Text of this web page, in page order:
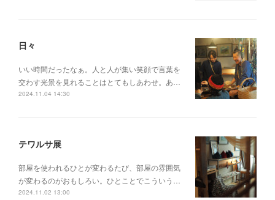
日々
いい時間だったなぁ。人と人が集い笑顔で言葉を
交わす光景を見れることはとてもしあわせ。あ…
2024.11.04 14:30
テワルサ展
部屋を使われるひとが変わるたび、部屋の雰囲気
が変わるのがおもしろい。ひとことでこういう…
2024.11.02 13:00